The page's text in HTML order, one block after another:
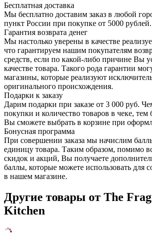
Бесплатная доставка
Мы бесплатно доставим заказ в любой
пункт России при покупке от 5000 рублей.
Гарантия возврата денег
Мы настолько уверены в качестве
что гарантируем нашим покупателям
средств, если по какой-либо причине Вы
качестве товара. Такого рода гарантии
магазины, которые реализуют
оригинального происхождения.
Подарки к заказу
Дарим подарки при заказе от 3 000 руб.
покупки и количество товаров в чеке, тем
Вы сможете выбрать в корзине при
Бонусная программа
При совершении заказа мы начислим
единицу товара. Таким образом, помимо
скидок и акций, Вы получаете
баллы, которые можете использовать для
в нашем магазине.
Другие товары от The
Kitchen